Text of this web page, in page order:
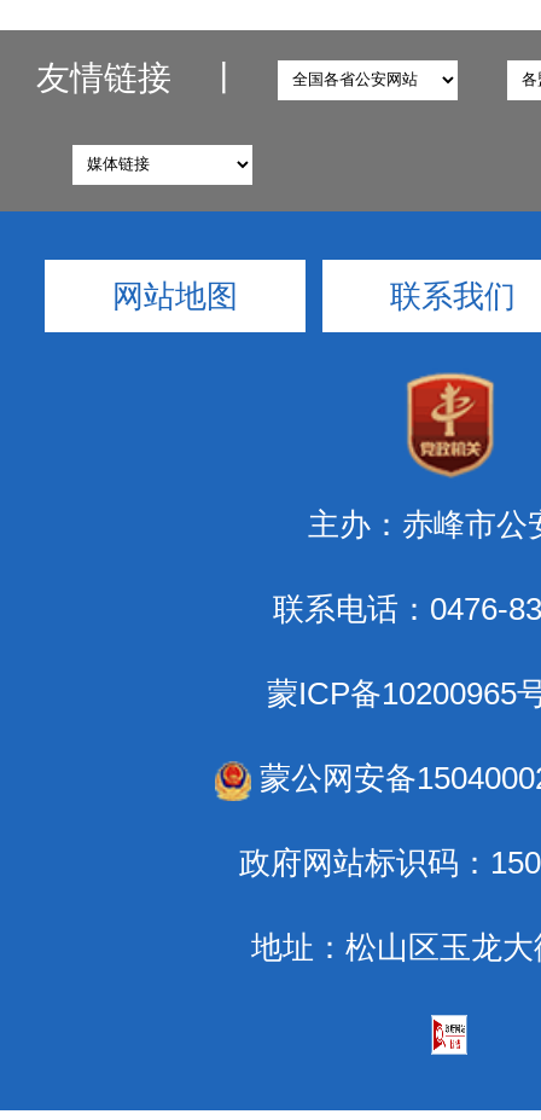
友情链接
网站地图 联系我们
主办：赤峰市公
联系电话：0476-
蒙ICP备10200965
蒙公网安备
政府网站标识码：
地址：松山区玉龙